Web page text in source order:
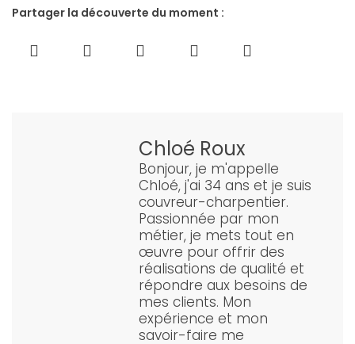
Partager la découverte du moment :
Chloé Roux
Bonjour, je m'appelle
Chloé, j'ai 34 ans et je suis
couvreur-charpentier.
Passionnée par mon
métier, je mets tout en
œuvre pour offrir des
réalisations de qualité et
répondre aux besoins de
mes clients. Mon
expérience et mon
savoir-faire me